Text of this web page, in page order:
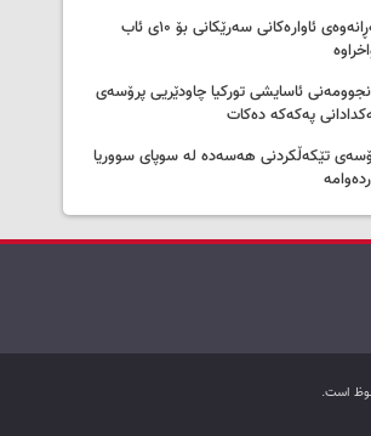
گەڕانەوەی ئاوارەکانی سەرێکانی بۆ ۱۰ی ئاب
ئاسایشی تورکیا چاودێریی پرۆسەی
پەکەکە دەکات
تێکەڵکردنی هەسەدە لە سوپای سووریا
است.